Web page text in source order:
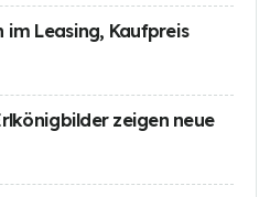
im Leasing, Kaufpreis
zeigen neue